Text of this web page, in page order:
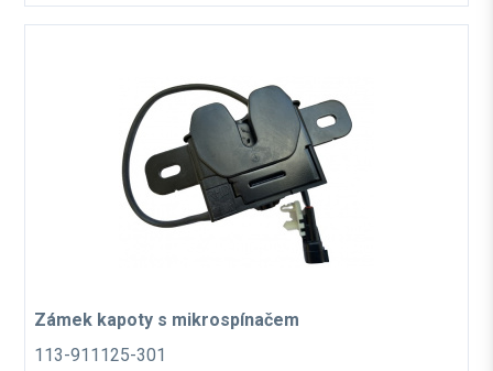
Zámek kapoty s mikrospínačem
113-911125-301